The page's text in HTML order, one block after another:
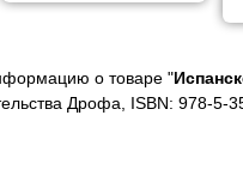
о товаре "
Дрофа, ISBN: 978-